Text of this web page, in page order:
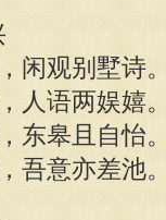
闲观别墅诗
人语两娱嬉
东皋且自怡
吾意亦差池